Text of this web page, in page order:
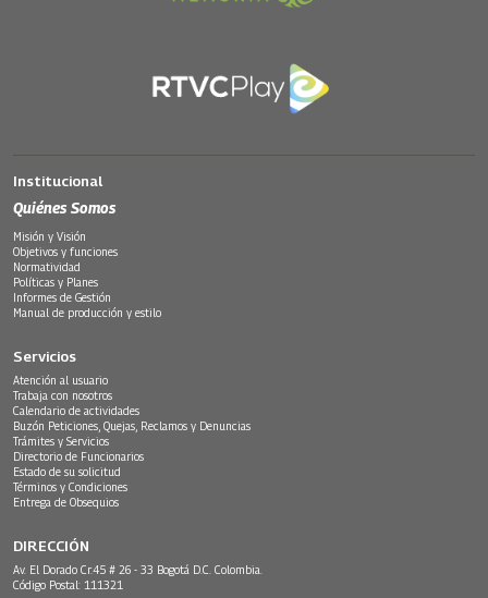
Institucional
Quiénes Somos
Misión y Visión
Objetivos y funciones
Normatividad
Políticas y Planes
Informes de Gestión
Manual de producción y estilo
Servicios
Atención al usuario
Trabaja con nosotros
Calendario de actividades
Buzón Peticiones, Quejas, Reclamos y Denuncias
Trámites y Servicios
Directorio de Funcionarios
Estado de su solicitud
Términos y Condiciones
Entrega de Obsequios
DIRECCIÓN
Av. El Dorado Cr.45 # 26 - 33 Bogotá D.C. Colombia.
Código Postal: 111321